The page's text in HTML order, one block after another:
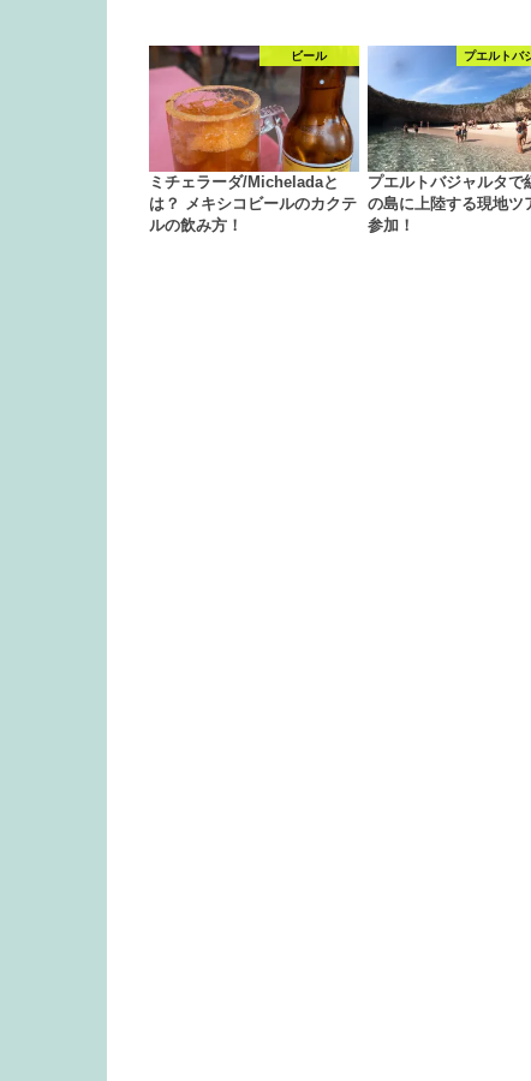
ビール
ミチェラーダ/Micheladaと
は？ メキシコビールのカクテ
ルの飲み方！
プエルトバ
プエルトバジャルタで
の島に上陸する現地ツ
参加！